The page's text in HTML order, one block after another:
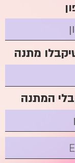
מתנה
המתנה